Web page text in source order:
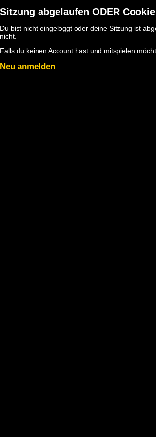
Sitzung abgelaufen ODER
Du bist nicht eingeloggt oder deine Sitzung ist
nicht.
Falls du keinen Account hast und mitspielen
Neu anmelden